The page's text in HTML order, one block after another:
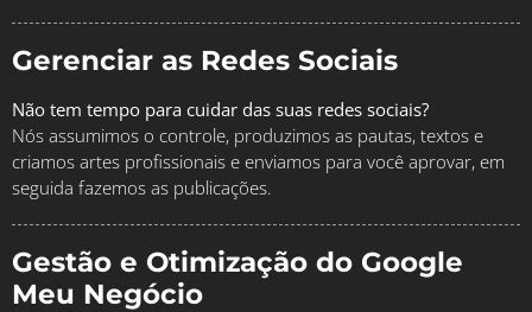
Gerenciar as Redes Sociais
Não tem tempo para cuidar das suas redes sociais?
Nós assumimos o controle, produzimos as pautas, textos e
criamos artes profissionais e enviamos para você aprovar, em
seguida fazemos as publicações.
Gestão e Otimização do Google
Meu Negócio